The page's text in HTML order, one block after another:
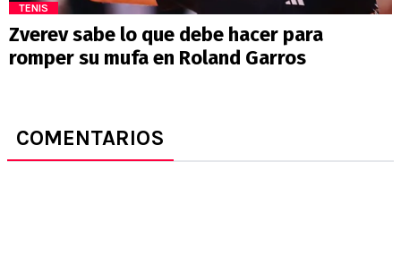
TENIS
Zverev sabe lo que debe hacer para
romper su mufa en Roland Garros
COMENTARIOS